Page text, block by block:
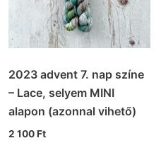
2023 advent 7. nap színe
– Lace, selyem MINI
alapon (azonnal vihető)
2 100Ft